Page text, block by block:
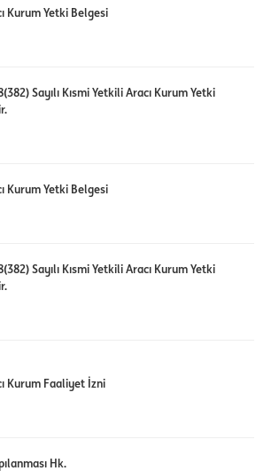
Kurum Yetki Belgesi
Sayılı Kısmi Yetkili Aracı Kurum Yetki
Kurum Yetki Belgesi
Sayılı Kısmi Yetkili Aracı Kurum Yetki
Kurum Faaliyet İzni
Hk.